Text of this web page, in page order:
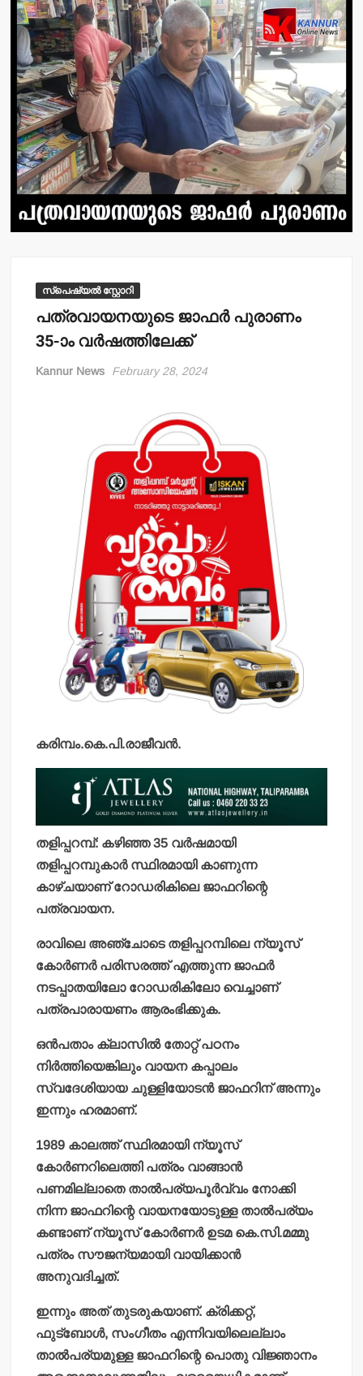
സ്പെഷ്യൽ സ്റ്റോറി
പത്രവായനയുടെ ജാഫര്‍ പുരാണം
35-ാം വര്‍ഷത്തിലേക്ക്
Kannur News February 28, 2024
കരിമ്പം.കെ.പി.രാജീവന്‍.
തളിപ്പറമ്പ്: കഴിഞ്ഞ 35 വര്‍ഷമായി
തളിപ്പറമ്പുകാര്‍ സ്ഥിരമായി കാണുന്ന
കാഴ്ചയാണ് റോഡരികിലെ ജാഫറിന്റെ
പത്രവായന.
രാവിലെ അഞ്ചോടെ തളിപ്പറമ്പിലെ ന്യൂസ്
കോര്‍ണര്‍ പരിസരത്ത് എത്തുന്ന ജാഫര്‍
നടപ്പാതയിലോ റോഡരികിലോ വെച്ചാണ്
പത്രപാരായണം ആരംഭിക്കുക.
ഒന്‍പതാം ക്ലാസില്‍ തോറ്റ് പഠനം
നിര്‍ത്തിയെങ്കിലും വായന കപ്പാലം
സ്വദേശിയായ ചുള്ളിയോടന്‍ ജാഫറിന് അന്നും
ഇന്നും ഹരമാണ്.
1989 കാലത്ത് സ്ഥിരമായി ന്യൂസ്
കോര്‍ണറിലെത്തി പത്രം വാങ്ങാന്‍
പണമില്ലാതെ താല്‍പര്യപൂര്‍വ്വം നോക്കി
നിന്ന ജാഫറിന്റെ വായനയോടുള്ള താല്‍പര്യം
കണ്ടാണ് ന്യൂസ് കോര്‍ണര്‍ ഉടമ കെ.സി.മമ്മു
പത്രം സൗജന്യമായി വായിക്കാന്‍
അനുവദിച്ചത്.
ഇന്നും അത് തുടരുകയാണ്. ക്രിക്കറ്റ്,
ഫുട്‌ബോള്‍, സംഗീതം എന്നിവയിലെല്ലാം
താല്‍പര്യമുള്ള ജാഫറിന്റെ പൊതു വിജ്ഞാനം